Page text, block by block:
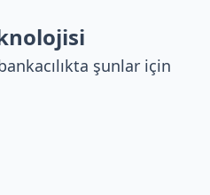
şunlar için